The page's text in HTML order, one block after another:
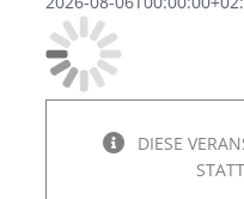
DIESE